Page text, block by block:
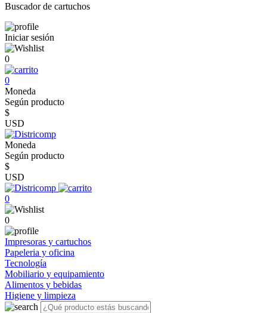
Buscador de cartuchos
Iniciar sesión
0
0
Moneda
Según producto
$
USD
Moneda
Según producto
$
USD
0
0
Impresoras y cartuchos
Papeleria y oficina
Tecnología
Mobiliario y equipamiento
Alimentos y bebidas
Higiene y limpieza